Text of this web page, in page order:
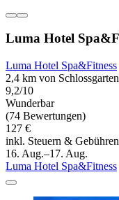
Luma Hotel
Luma Hotel Spa&Fitness
2,4 km von
9,2/10
Wunderbar
(74 Bewertungen)
127 €
inkl. Steuern & Gebühren
16. Aug.–17. Aug.
Luma Hotel Spa&Fitness